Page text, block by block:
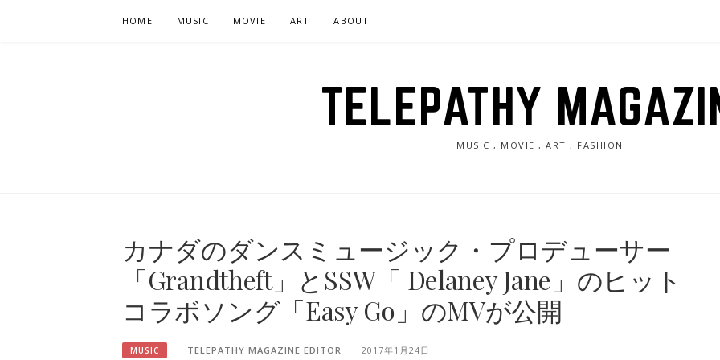
HOME MUSIC MOVIE ART ABOUT
TELEPATHY
MUSIC , MOVIE , ART , FASHION
カナダのダンスミュージック・プロデューサー
「Grandtheft」とSSW「 Delaney Jane」のヒット
コラボソング「Easy Go」のMVが公開
MUSIC TELEPATHY MAGAZINE EDITOR 2017年1月24日